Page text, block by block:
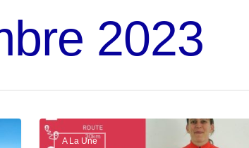
2023
A La Une